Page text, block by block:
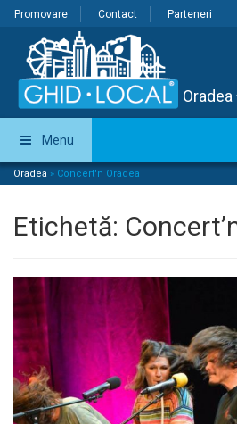
Promovare Contact Parteneri
Oradea
Menu
Oradea » Concert'n Oradea
Etichetă: